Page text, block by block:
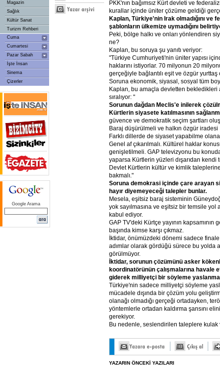
Magazin
Sağlık
Kültür Sanat
Turizm Rehberi
Cuma
Cumartesi
Pazar Sabah
İşte İnsan
Sinema
Çizerler
Google Arama
PKK'nın bağımsız Kürt devleti ve
kurallar içinde üniter çözüme geldiği
Kaplan, Türkiye'nin Irak olmadığını ve
şablonların ülkemize uymadığını
Peki, bölge halkı ve onları yönlendiren
ne?
Kaplan, bu soruya şu yanıtı veriyor:
"Türkiye Cumhuriyeti'nin üniter yapısı
haklarını istiyorlar. 70 milyonun 20
gerçeğiyle bağlantılı eşit ve özgür yurttaş
Soruna ekonomik, siyasal, sosyal tüm
Kaplan, bu amaçla devletten bekledikleri
sıralıyor: "
Sorunun dağdan Meclis'e inilerek
Kürtlerin siyasete katılmasının
güvence ve demokratik seçim şartları
Baraj düşürülmeli ve halkın özgür iradesi
Farklı dillerde de siyaset yapabilme
Genel af çıkarılmalı. Kültürel haklar
genişletilmeli. GAP televizyonu bu
yaparsa Kürtlerin yüzleri dışarıdan kendi
Devlet Kürtlerin kültür ve kimlik
bakmalı."
Soruna demokrasi içinde çare arayan
hayır diyemeyeceği talepler bunlar.
Mesela, eşitsiz baraj sisteminin
yok sayılmasına ve eşitsiz bir temsile yol
kabul ediyor.
GAP TV'deki Kürtçe yayının kapsamının
başında kimse karşı çıkmaz.
İktidar, önümüzdeki dönemi sadece
adımlar olarak gördüğü sürece bu yolda
görülmüyor.
İktidar, sorunun çözümünü asker
koordinatörünün çalışmalarına havale
giderek milliyetçi bir söyleme
Türkiye'nin sadece milliyetçi söyleme
mücadele dışında bir çözüm yolu
olanağı olmadığı gerçeği ortadayken,
yöntemlerle ortadan kaldırma şansını
gerekiyor.
Bu nedenle, seslendirilen taleplere kulak
YAZARIN ÖNCEKİ YAZILARI